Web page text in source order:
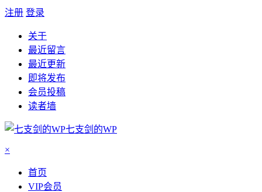
注册 登录
关于
最近留言
最近更新
即将发布
会员投稿
读者墙
七支剑的WP
×
首页
VIP会员